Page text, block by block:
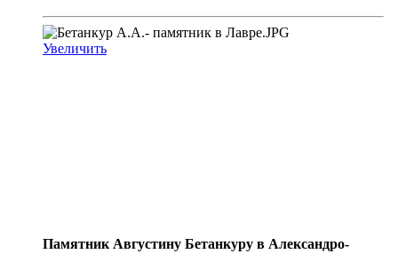
Увеличить
Памятник Августину Бетанкуру в Александро-